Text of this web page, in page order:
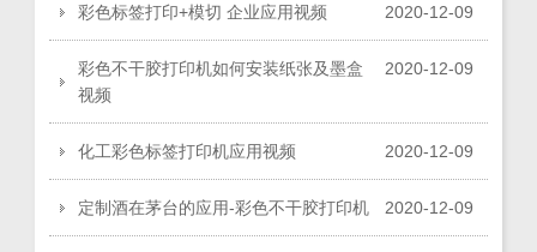
2020-12-09
彩色标签打印+模切 企业应用视频
2020-12-09
彩色不干胶打印机如何安装纸张及墨盒
视频
2020-12-09
化工彩色标签打印机应用视频
2020-12-09
定制酒在茅台的应用-彩色不干胶打印机